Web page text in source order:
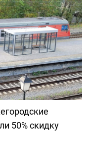
50% скидку